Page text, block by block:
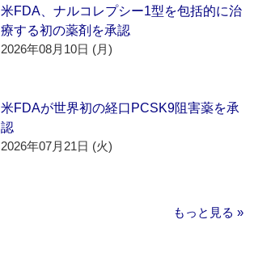
米FDA、ナルコレプシー1型を包括的に治
療する初の薬剤を承認
2026年08月10日 (月)
米FDAが世界初の経口PCSK9阻害薬を承
認
2026年07月21日 (火)
もっと見る »